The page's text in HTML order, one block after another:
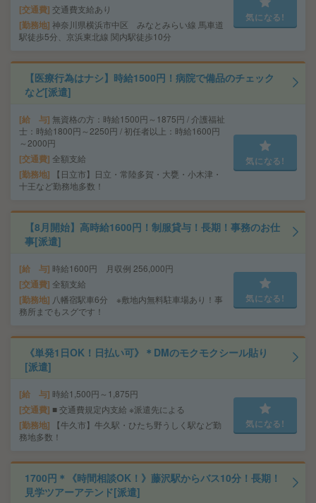
交通費 交通費支給あり
勤務地 神奈川県横浜市中区 みなとみらい線 馬車道
駅徒歩5分、京浜東北線 関内駅徒歩10分
気になる!
【医療行為はナシ】時給1500円！病院で備品のチェック
など[派遣]
給 与 無資格の方：時給1500円～1875円 / 介護福祉
士：時給1800円～2250円 / 初任者以上：時給1600円
～2000円
交通費 全額支給
勤務地
【日立市】日立・常陸多賀・大甕・小木津・
十王など勤務地多数！
気になる!
【8月開始】高時給1600円！制服貸与！長期！事務のお仕
事[派遣]
給 与 時給1600円 月収例 256,000円
交通費 全額支給
勤務地 八幡宿駅車6分 ※敷地内無料駐車場あり！事
務所までもスグです！
気になる!
《単発1日OK！日払い可》＊DMのモクモクシール貼り
[派遣]
給 与 時給1,500円～1,875円
交通費 ■ 交通費規定内支給 ※派遣先による
勤務地
【牛久市】牛久駅・ひたち野うしく駅など勤
務地多数！
気になる!
1700円＊《時間相談OK！》藤沢駅からバス10分！長期！
見学ツアーアテンド[派遣]